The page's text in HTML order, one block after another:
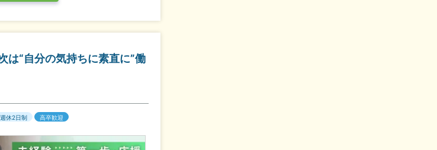
は“自分の気持ちに素直に”働
休2日制 高卒歓迎